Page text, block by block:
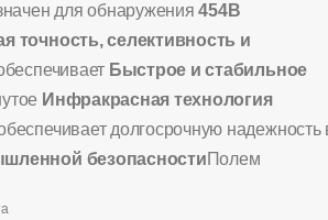
для обнаружения454B
точность, селективность и
Быстрое и стабильное
Инфракрасная технология
долгосрочную надежность
безопасностиПолем